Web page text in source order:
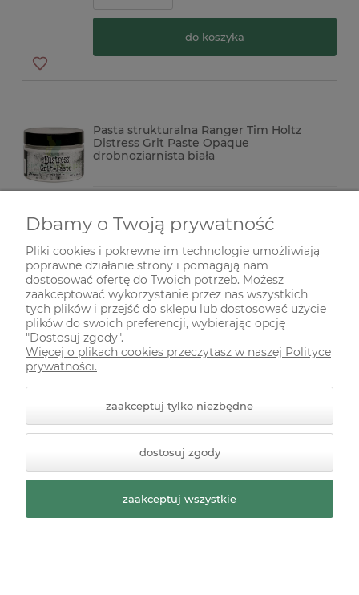
do koszyka
Pasta strukturalna Ranger Tim Holtz
Distress Grit Paste Opaque
drobnoziarnista biała
29,90 zł
- + szt.
do koszyka
Dbamy o Twoją prywatność
Pliki cookies i pokrewne im technologie umożliwiają
poprawne działanie strony i pomagają nam
dostosować ofertę do Twoich potrzeb. Możesz
zaakceptować wykorzystanie przez nas wszystkich
tych plików i przejść do sklepu lub dostosować użycie
plików do swoich preferencji, wybierając opcję
"Dostosuj zgody".
Więcej o plikach cookies przeczytasz w naszej Polityce
prywatności.
zaakceptuj tylko niezbędne
dostosuj zgody
zaakceptuj wszystkie